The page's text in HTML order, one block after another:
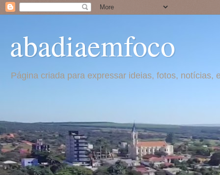
abadiaemfoco
Página criada para expressar ideias, fotos,